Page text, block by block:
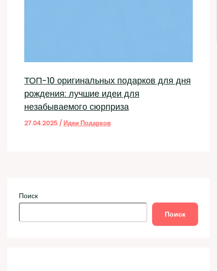
ТОП-10 оригинальных подарков для дня
рождения: лучшие идеи для
незабываемого сюрприза
27.04.2025 / Идеи Подарков
Поиск
Поиск